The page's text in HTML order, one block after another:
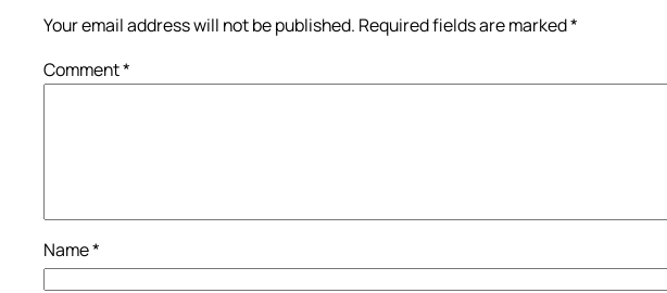
Your email address will not be published. Required fields are marked*
Comment*
Name*